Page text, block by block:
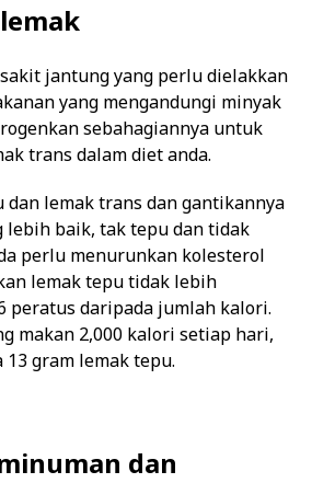
jantung yang perlu dielakkan
yang mengandungi minyak
sebahagiannya untuk
trans dalam diet anda.
dan lemak trans dan gantikannya
lebih baik, tak tepu dan tidak
perlu menurunkan kolesterol
lemak tepu tidak lebih
peratus daripada jumlah kalori.
makan 2,000 kalori setiap hari,
gram lemak tepu.
dan